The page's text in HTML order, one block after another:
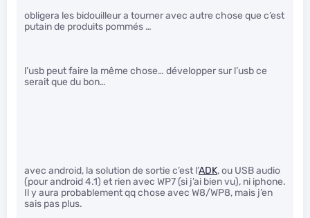
obligera les bidouilleur a tourner avec autre chose que c’est
putain de produits pommés …
l’usb peut faire la même chose… développer sur l’usb ce
serait que du bon…
avec android, la solution de sortie c’est l’ADK, ou USB audio
(pour android 4.1) et rien avec WP7 (si j’ai bien vu), ni iphone.
Il y aura probablement qq chose avec W8/WP8, mais j’en
sais pas plus.